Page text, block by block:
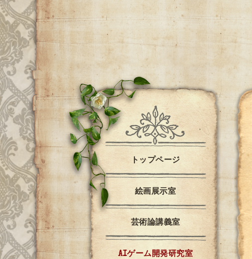
トップページ
絵画展示室
芸術論講義室
AIゲーム開発研究室